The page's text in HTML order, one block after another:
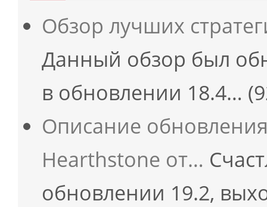
Обзор лучших
Данный обзор был
в обновлении 18.4…
Описание
Hearthstone от…
обновлении 19.2,